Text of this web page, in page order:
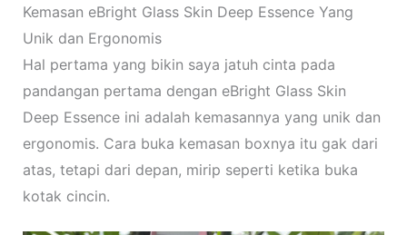
Kemasan eBright Glass Skin Deep Essence Yang
Unik dan Ergonomis
Hal pertama yang bikin saya jatuh cinta pada
pandangan pertama dengan eBright Glass Skin
Deep Essence ini adalah kemasannya yang unik dan
ergonomis. Cara buka kemasan boxnya itu gak dari
atas, tetapi dari depan, mirip seperti ketika buka
kotak cincin.